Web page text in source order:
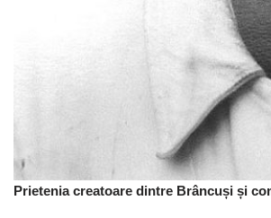
Prietenia creatoare dintre Brâncuși și